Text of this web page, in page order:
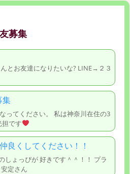
募集
とお友達になりたいな? LINE→２３
集
ってください。 私は神奈川在住の3
です
くしてください！！
しょっぴが 好きです＾＾！！ プラ
定さん